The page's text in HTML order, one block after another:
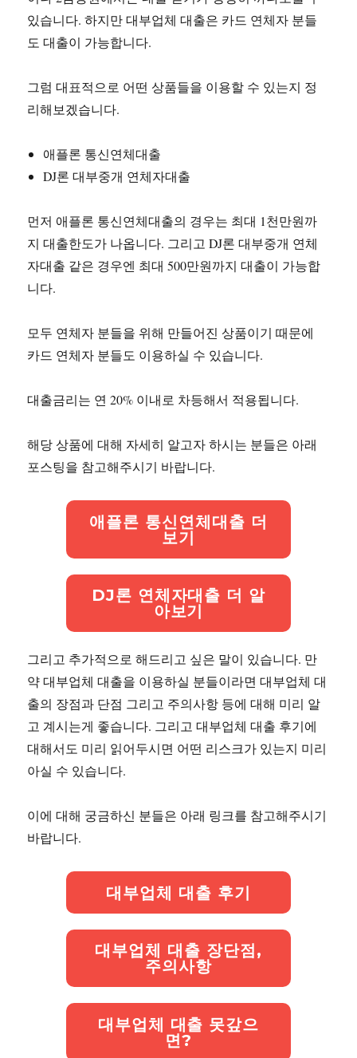
있습니다. 하지만 대부업체 대출은 카드 연체자 분들
도 대출이 가능합니다.
그럼 대표적으로 어떤 상품들을 이용할 수 있는지 정
리해보겠습니다.
애플론 통신연체대출
DJ론 대부중개 연체자대출
먼저 애플론 통신연체대출의 경우는 최대 1천만원까
지 대출한도가 나옵니다. 그리고 DJ론 대부중개 연체
자대출 같은 경우엔 최대 500만원까지 대출이 가능합
니다.
모두 연체자 분들을 위해 만들어진 상품이기 때문에
카드 연체자 분들도 이용하실 수 있습니다.
대출금리는 연 20% 이내로 차등해서 적용됩니다.
해당 상품에 대해 자세히 알고자 하시는 분들은 아래
포스팅을 참고해주시기 바랍니다.
애플론 통신연체대출 더
보기
DJ론 연체자대출 더 알
아보기
그리고 추가적으로 해드리고 싶은 말이 있습니다. 만
약 대부업체 대출을 이용하실 분들이라면 대부업체 대
출의 장점과 단점 그리고 주의사항 등에 대해 미리 알
고 계시는게 좋습니다. 그리고 대부업체 대출 후기에
대해서도 미리 읽어두시면 어떤 리스크가 있는지 미리
아실 수 있습니다.
이에 대해 궁금하신 분들은 아래 링크를 참고해주시기
바랍니다.
대부업체 대출 후기
대부업체 대출 장단점,
주의사항
대부업체 대출 못갚으
면?